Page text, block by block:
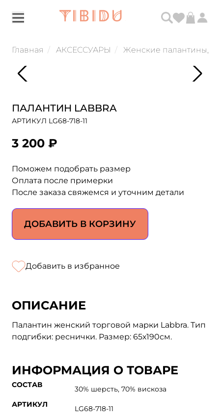
Главная АКСЕССУАРЫ Женские палантины,
ПАЛАНТИН LABBRA
АРТИКУЛ LG68-718-11
3 200 ₽
Поможем подобрать размер
Оплата после примерки
После заказа свяжемся и уточним детали
ДОБАВИТЬ В КОРЗИНУ
Добавить в избранное
ОПИСАНИЕ
Палантин женский торговой марки Labbra. Тип
подгибки: реснички. Размер: 65х190см.
ИНФОРМАЦИЯ О ТОВАРЕ
СОСТАВ
30% шерсть, 70% вискоза
АРТИКУЛ
LG68-718-11